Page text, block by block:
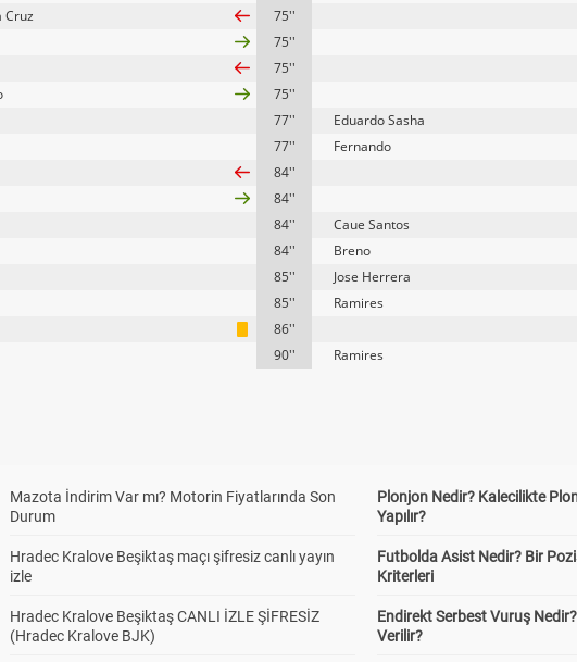
Cruz
75''
75''
75''
75''
77''
Eduardo Sasha
77''
Fernando
84''
84''
84''
Caue Santos
84''
Breno
85''
Jose Herrera
85''
Ramires
86''
90''
Ramires
Mazota İndirim Var mı? Motorin Fiyatlarında Son
Durum
Hradec Kralove Beşiktaş maçı şifresiz canlı yayın
izle
Hradec Kralove Beşiktaş CANLI İZLE ŞİFRESİZ
(Hradec Kralove BJK)
Plonjon Nedir? Kalecilikte
Yapılır?
Futbolda Asist Nedir? Bir
Kriterleri
Endirekt Serbest Vuruş
Verilir?